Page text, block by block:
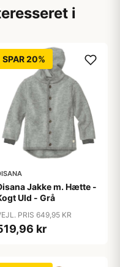
i
SPAR 20%
Jakke m. Hætte -
Uld - Grå
PRIS 649,95 KR
kr